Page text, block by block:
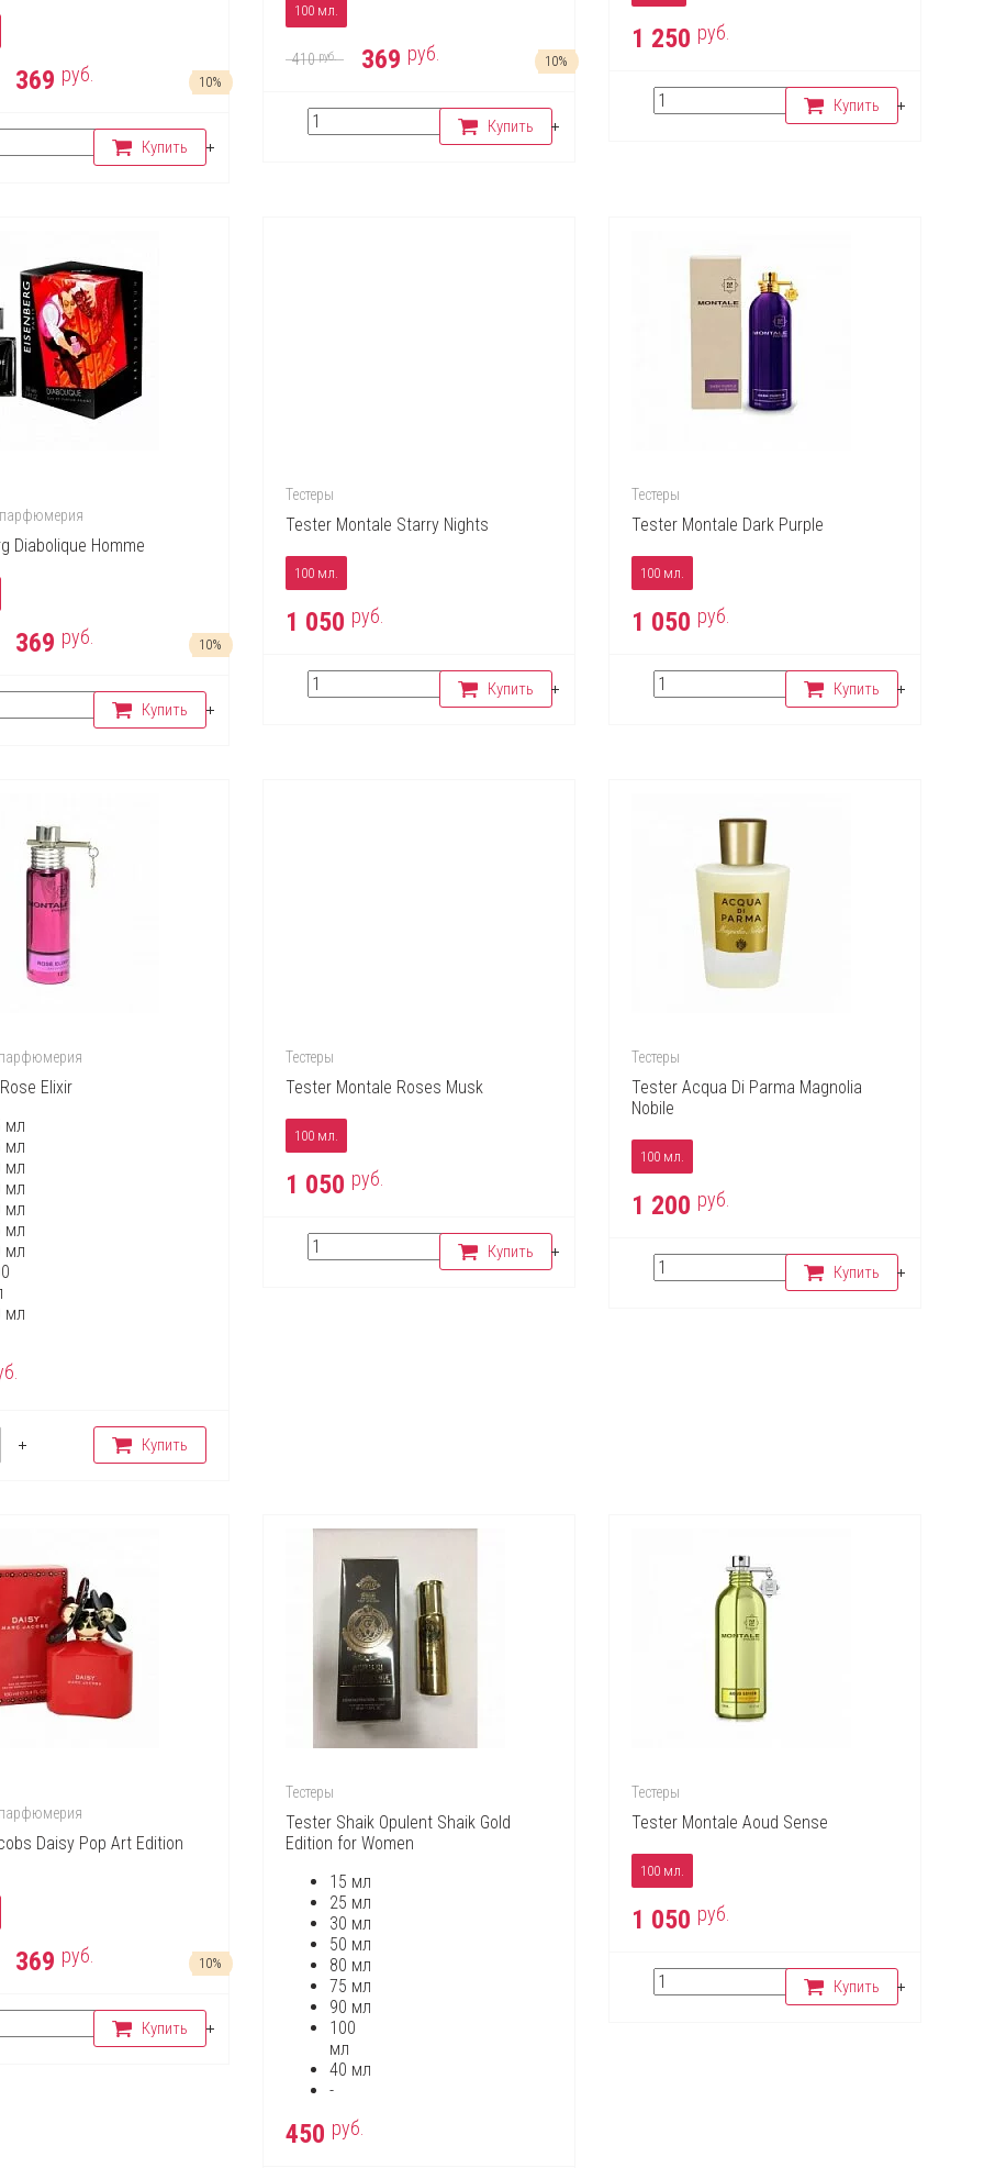
10%
369 руб.
Купить
100 мл.
10%
410руб. 369 руб.
Купить
1 250 руб.
Купить
Diabolique Homme
10%
369 руб.
Купить
Тестеры
Tester Montale Starry Nights
100 мл.
1 050 руб.
Купить
Тестеры
Tester Montale Dark Purple
100 мл.
1 050 руб.
Купить
Elixir
мл
мл
мл
мл
мл
мл
мл
мл
Купить
Тестеры
Tester Montale Roses Musk
100 мл.
1 050 руб.
Купить
Тестеры
Tester Acqua Di Parma Magnolia
Nobile
100 мл.
1 200 руб.
Купить
Daisy Pop Art Edition
10%
369 руб.
Купить
Тестеры
Tester Shaik Opulent Shaik Gold
Edition for Women
15 мл
25 мл
30 мл
50 мл
80 мл
75 мл
90 мл
100
мл
40 мл
-
450 руб.
Тестеры
Tester Montale Aoud Sense
100 мл.
1 050 руб.
Купить